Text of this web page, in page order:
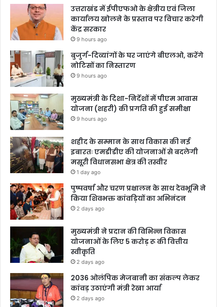
उत्तराखंड में ईपीएफओ के क्षेत्रीय एवं जिला
कार्यालय खोलने के प्रस्ताव पर विचार करेगी
केंद्र सरकार
9 hours ago
बुजुर्ग-दिव्यांगों के घर जाएंगे बीएलओ, करेंगे
नोटिसों का निस्तारण
9 hours ago
मुख्यमंत्री के दिशा-निर्देशों में पीएम आवास
योजना (शहरी) की प्रगति की हुई समीक्षा
9 hours ago
शहीद के सम्मान के साथ विकास की नई
इबारतः एमडीडीए की योजनाओं से बदलेगी
मसूरी विधानसभा क्षेत्र की तस्वीर
1 day ago
पुष्पवर्षा और चरण प्रक्षालन के साथ देवभूमि ने
किया शिवभक्त कांवड़ियों का अभिनंदन
2 days ago
मुख्यमंत्री ने प्रदान की विभिन्न विकास
योजनाओं के लिए 5 करोड़ रू की वित्तीय
स्वीकृति
2 days ago
2036 ओलंपिक मेजबानी का संकल्प लेकर
कांवड़ उठाएंगी मंत्री रेखा आर्या
2 days ago